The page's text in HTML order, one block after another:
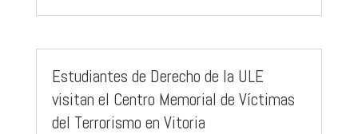
Estudiantes de Derecho de la ULE
visitan el Centro Memorial de Víctimas
del Terrorismo en Vitoria